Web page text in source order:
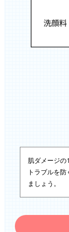
肌ダメージ
トラブルを
ましょう。